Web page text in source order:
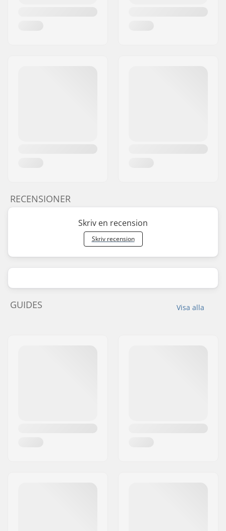
RECENSIONER
Skriv en recension
Skriv recension
Visa alla
GUIDES